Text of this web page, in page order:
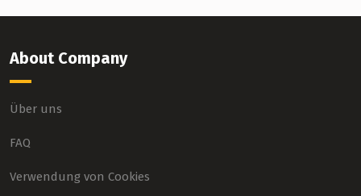
About Company
Über uns
FAQ
Verwendung von Cookies